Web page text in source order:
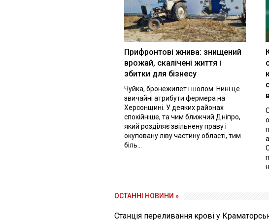
Прифронтові жнива: знищений
врожай, скалічені життя і
збитки для бізнесу
Чуйка, бронежилет і шолом. Нині це
звичайні атрибути фермера на
Херсонщині. У деяких районах
спокійніше, та чим ближчий Дніпро,
який розділяє звільнену праву і
окуповану ліву частину області, тим
біль...
ОСТАННІ НОВИНИ »
Станція переливання крові у